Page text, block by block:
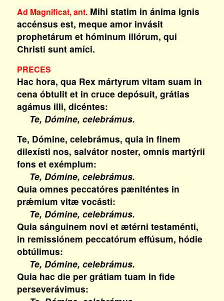
Ad Magnificat, ant. Mihi statim in ánima ignis
accénsus est, meque amor invásit
prophetárum et hóminum illórum, qui
Christi sunt amíci.
PRECES
Hac hora, qua Rex mártyrum vitam suam in
cena óbtulit et in cruce depósuit, grátias
agámus illi, dicéntes:
Te, Dómine, celebrámus.
Te, Dómine, celebrámus, quia in finem
dilexísti nos, salvátor noster, omnis martýrii
fons et exémplum:
Te, Dómine, celebrámus.
Quia omnes peccatóres pæniténtes in
prǽmium vitæ vocásti:
Te, Dómine, celebrámus.
Quia sánguinem novi et ætérni testaménti,
in remissiónem peccatórum effúsum, hódie
obtúlimus:
Te, Dómine, celebrámus.
Quia hac die per grátiam tuam in fide
perseverávimus: